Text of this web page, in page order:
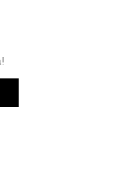
ברכישה מעל 500 ש"ח תרוויחו 6 נקודות!